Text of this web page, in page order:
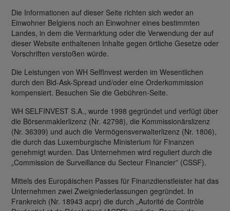
Die Informationen auf dieser Seite richten sich weder an
Einwohner Belgiens noch an Einwohner eines bestimmten
Landes, in dem die Vermarktung oder die Verwendung der auf
dieser Website enthaltenen Inhalte gegen örtliche Gesetze oder
Vorschriften verstoßen würde.
Die Leistungen von WH SelfInvest werden im Wesentlichen
durch den Bid-Ask-Spread und/oder eine Orderkommission
kompensiert. Besuchen Sie die Gebühren-Seite.
WH SELFINVEST S.A., wurde 1998 gegründet und verfügt über
die Börsenmaklerlizenz (Nr. 42798), die Kommissionärslizenz
(Nr. 36399) und auch die Vermögensverwalterlizenz (Nr. 1806),
die durch das Luxemburgische Ministerium für Finanzen
genehmigt wurden. Das Unternehmen wird reguliert durch die
„Commission de Surveillance du Secteur Financier” (CSSF).
Mittels des Europäischen Passes für Finanzdienstleister hat das
Unternehmen zwei Zweigniederlassungen gegründet. In
Frankreich (Nr. 18943 acpr) die durch „Autorité de Contrôle